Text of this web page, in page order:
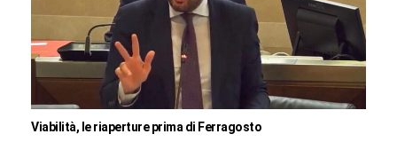
Viabilità, le riaperture prima di Ferragosto